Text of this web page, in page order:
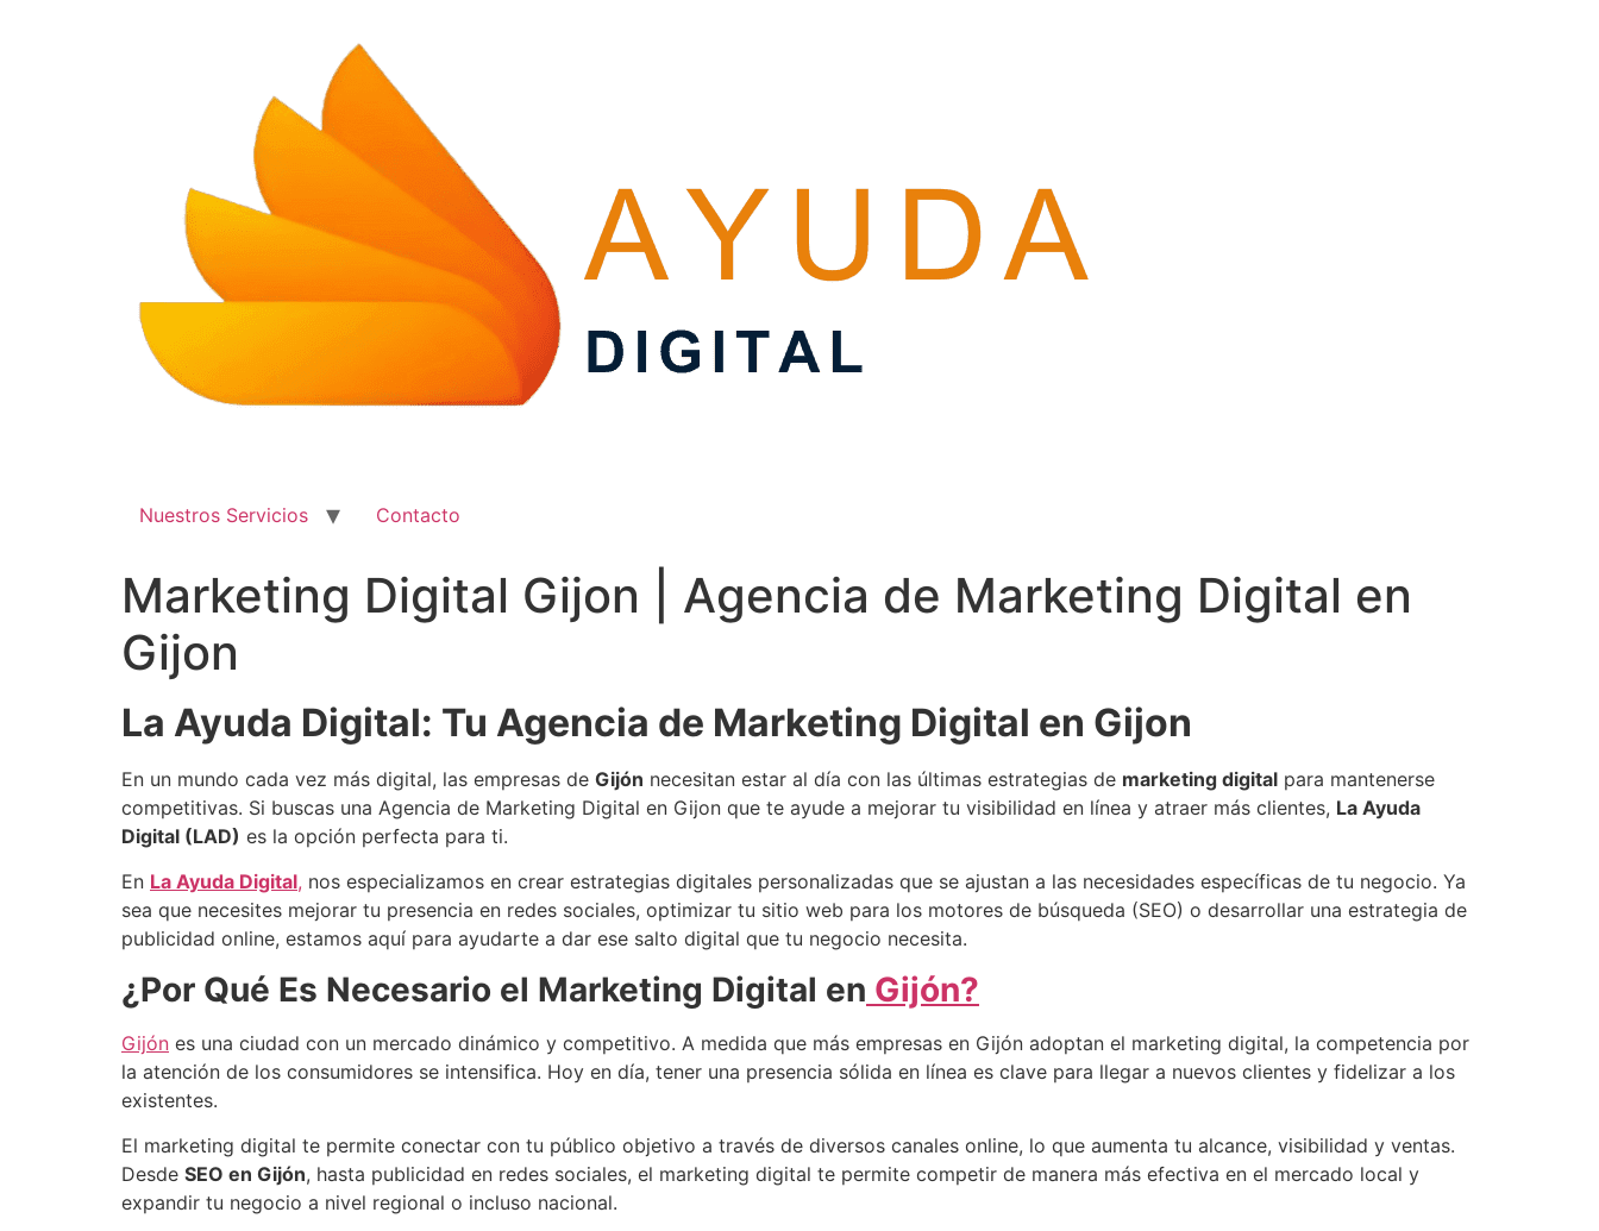
Nuestros Servicios Contacto
Marketing Digital Gijon | Agencia de Marketing Digital en
Gijon
La Ayuda Digital: Tu Agencia de Marketing Digital en Gijon
En un mundo cada vez más digital, las empresas de Gijón necesitan estar al día con las últimas estrategias de marketing digital para mantenerse
competitivas. Si buscas una Agencia de Marketing Digital en Gijon que te ayude a mejorar tu visibilidad en línea y atraer más clientes, La Ayuda
Digital (LAD) es la opción perfecta para ti.
En La Ayuda Digital, nos especializamos en crear estrategias digitales personalizadas que se ajustan a las necesidades específicas de tu negocio. Ya
sea que necesites mejorar tu presencia en redes sociales, optimizar tu sitio web para los motores de búsqueda (SEO) o desarrollar una estrategia de
publicidad online, estamos aquí para ayudarte a dar ese salto digital que tu negocio necesita.
¿Por Qué Es Necesario el Marketing Digital en Gijón?
Gijón es una ciudad con un mercado dinámico y competitivo. A medida que más empresas en Gijón adoptan el marketing digital, la competencia por
la atención de los consumidores se intensifica. Hoy en día, tener una presencia sólida en línea es clave para llegar a nuevos clientes y fidelizar a los
existentes.
El marketing digital te permite conectar con tu público objetivo a través de diversos canales online, lo que aumenta tu alcance, visibilidad y ventas.
Desde SEO en Gijón, hasta publicidad en redes sociales, el marketing digital te permite competir de manera más efectiva en el mercado local y
expandir tu negocio a nivel regional o incluso nacional.